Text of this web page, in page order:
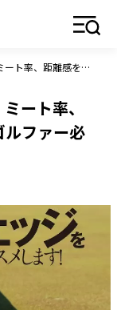
ウェッジに立ち返って飛距離、ミート率、距離感をアップ！【伸び悩むゴルファー必読】
ート率、
ファー必